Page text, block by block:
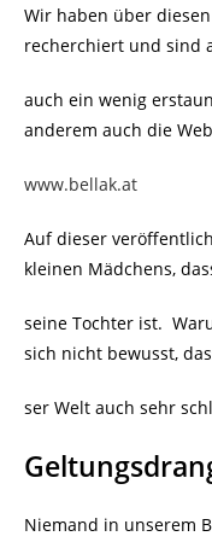
Wir haben über
recherchiert und sind
auch ein wenig
anderem auch die
www.bellak.at
Auf dieser
kleinen Mädchens,
seine Tochter ist.
sich nicht bewusst,
ser Welt auch sehr
Niemand in unserem